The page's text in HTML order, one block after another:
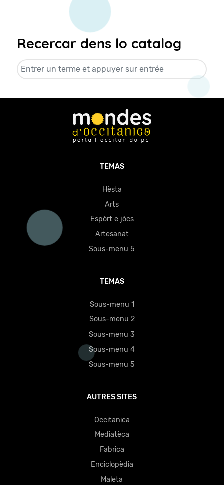
Recercar dens lo catalog
TEMAS
Hèsta
Arts
Espòrt e jòcs
Artesanat
Sous-menu 5
TEMAS
Sous-menu 1
Sous-menu 2
Sous-menu 3
Sous-menu 4
Sous-menu 5
AUTRES SITES
Occitanica
Mediatèca
Fabrica
Enciclopèdia
Maleta